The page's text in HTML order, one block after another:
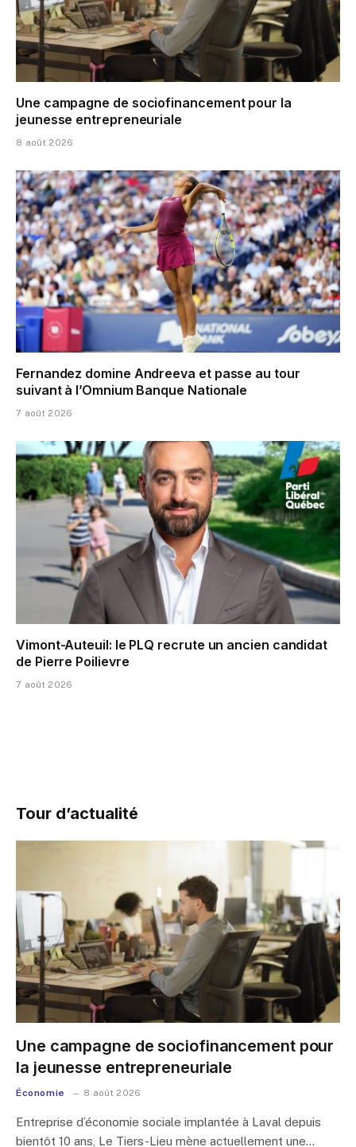
Une campagne de sociofinancement pour la
jeunesse entrepreneuriale
8 août 2026
Fernandez domine Andreeva et passe au tour
suivant à l’Omnium Banque Nationale
7 août 2026
Vimont-Auteuil: le PLQ recrute un ancien candidat
de Pierre Poilievre
7 août 2026
Tour d’actualité
Une campagne de sociofinancement pour
la jeunesse entrepreneuriale
Économie 8 août 2026
Entreprise d’économie sociale implantée à Laval depuis
bientôt 10 ans, Le Tiers-Lieu mène actuellement une…